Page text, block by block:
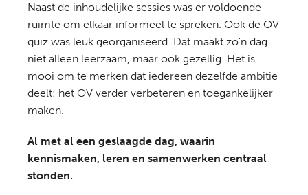
Naast de inhoudelijke sessies was er voldoende
ruimte om elkaar informeel te spreken. Ook de OV
quiz was leuk georganiseerd. Dat maakt zo’n dag
niet alleen leerzaam, maar ook gezellig. Het is
mooi om te merken dat iedereen dezelfde ambitie
deelt: het OV verder verbeteren en toegankelijker
maken.
Al met al een geslaagde dag, waarin
kennismaken, leren en samenwerken centraal
stonden.